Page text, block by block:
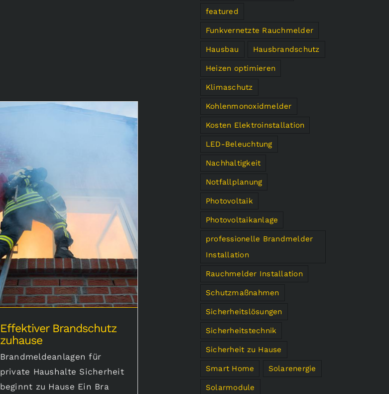
Effektiver Brandschutz zuhause
Effektiver Brandschutz
zuhause
Brandmeldeanlagen für
private Haushalte Sicherheit
beginnt zu Hause Ein Bra
featured
Funkvernetzte Rauchmelder
Hausbau Hausbrandschutz
Heizen optimieren
Klimaschutz
Kohlenmonoxidmelder
Kosten Elektroinstallation
LED-Beleuchtung
Nachhaltigkeit
Notfallplanung
Photovoltaik
Photovoltaikanlage
professionelle Brandmelder
Installation
Rauchmelder Installation
Schutzmaßnahmen
Sicherheitslösungen
Sicherheitstechnik
Sicherheit zu Hause
Smart Home Solarenergie
Solarmodule